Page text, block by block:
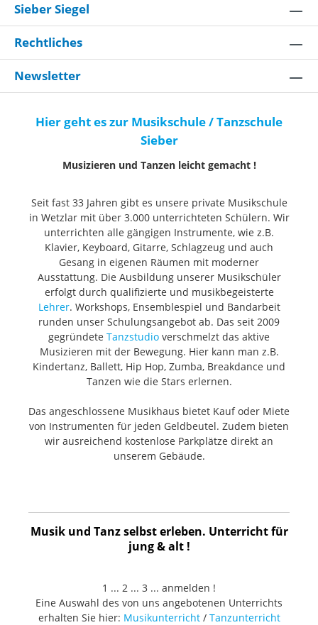
Sieber Siegel
Rechtliches
Newsletter
Hier geht es zur Musikschule / Tanzschule
Sieber
Musizieren und Tanzen leicht gemacht !
Seit fast 33 Jahren gibt es unsere private Musikschule
in Wetzlar mit über 3.000 unterrichteten Schülern. Wir
unterrichten alle gängigen Instrumente, wie z.B.
Klavier, Keyboard, Gitarre, Schlagzeug und auch
Gesang in eigenen Räumen mit moderner
Ausstattung. Die Ausbildung unserer Musikschüler
erfolgt durch qualifizierte und musikbegeisterte
Lehrer. Workshops, Ensemblespiel und Bandarbeit
runden unser Schulungsangebot ab. Das seit 2009
gegründete Tanzstudio verschmelzt das aktive
Musizieren mit der Bewegung. Hier kann man z.B.
Kindertanz, Ballett, Hip Hop, Zumba, Breakdance und
Tanzen wie die Stars erlernen.
Das angeschlossene Musikhaus bietet Kauf oder Miete
von Instrumenten für jeden Geldbeutel. Zudem bieten
wir ausreichend kostenlose Parkplätze direkt an
unserem Gebäude.
Musik und Tanz selbst erleben. Unterricht für
jung & alt !
1 ... 2 ... 3 ... anmelden !
Eine Auswahl des von uns angebotenen Unterrichts
erhalten Sie hier: Musikunterricht/ Tanzunterricht